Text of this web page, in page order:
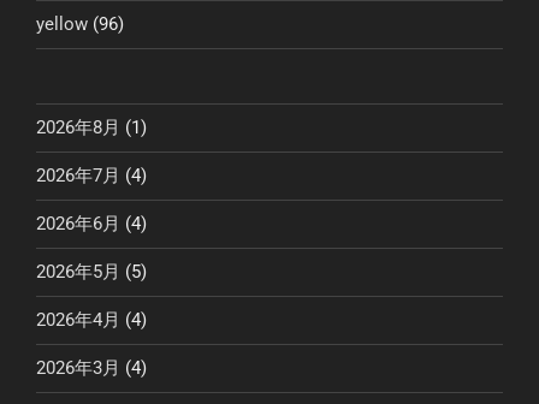
yellow (96)
2026年8月 (1)
2026年7月 (4)
2026年6月 (4)
2026年5月 (5)
2026年4月 (4)
2026年3月 (4)